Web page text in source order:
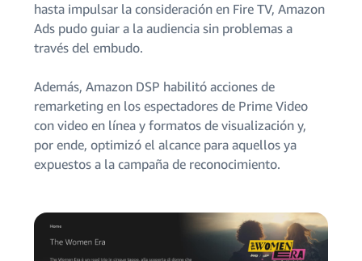
hasta impulsar la consideración en Fire TV, Amazon
Ads pudo guiar a la audiencia sin problemas a
través del embudo.
Además, Amazon DSP habilitó acciones de
remarketing en los espectadores de Prime Video
con video en línea y formatos de visualización y,
por ende, optimizó el alcance para aquellos ya
expuestos a la campaña de reconocimiento.